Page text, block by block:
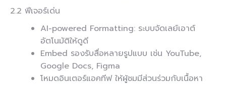
2.2 ฟีเจอร์เด่น
AI-powered Formatting: ระบบจัดเลย์เอาต์
อัตโนมัติให้ดูดี
Embed รองรับสื่อหลายรูปแบบ เช่น YouTube,
Google Docs, Figma
โหมดอินเตอร์แอคทีฟ ให้ผู้ชมมีส่วนร่วมกับเนื้อหา